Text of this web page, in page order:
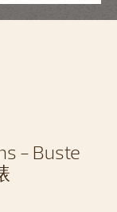
- Buste